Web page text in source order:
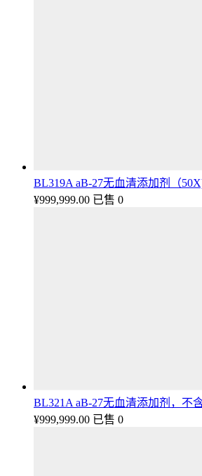
BL319A aB-27无血清添加剂（
¥999,999.00 已售 0
BL321A aB-27无血清添加剂，不
¥999,999.00 已售 0